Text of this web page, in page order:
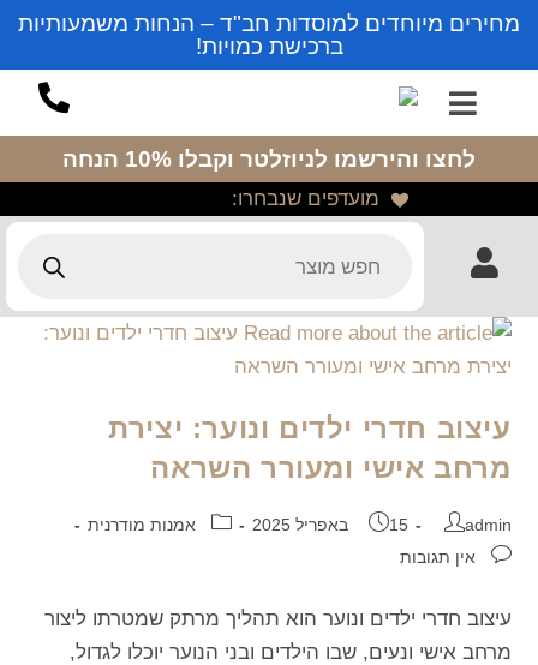
מחירים מיוחדים למוסדות חב"ד – הנחות משמעותיות
ברכישת כמויות!
לחצו והירשמו לניוזלטר וקבלו 10% הנחה
מועדפים שנבחרו:
עיצוב חדרי ילדים ונוער: יצירת
מרחב אישי ומעורר השראה
admin 15 באפריל 2025
אמנות מודרנית
אין תגובות
עיצוב חדרי ילדים ונוער הוא תהליך מרתק שמטרתו ליצור
מרחב אישי ונעים, שבו הילדים ובני הנוער יוכלו לגדול,